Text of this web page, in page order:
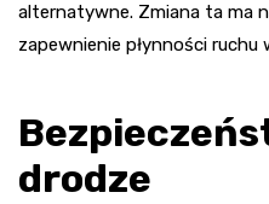
alternatywne. Zmiana ta ma
zapewnienie płynności ruchu
drodze